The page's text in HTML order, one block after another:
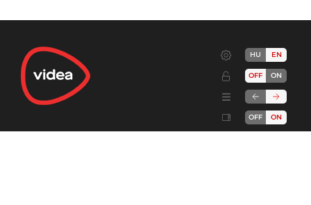
HU EN
OFF ON
OFF ON